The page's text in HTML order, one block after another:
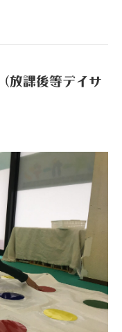
放課後等デイサ